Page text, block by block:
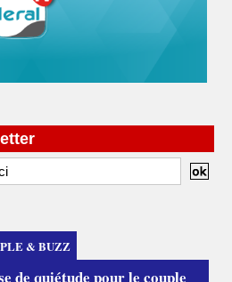
& BUZZ
de quiétude pour le couple